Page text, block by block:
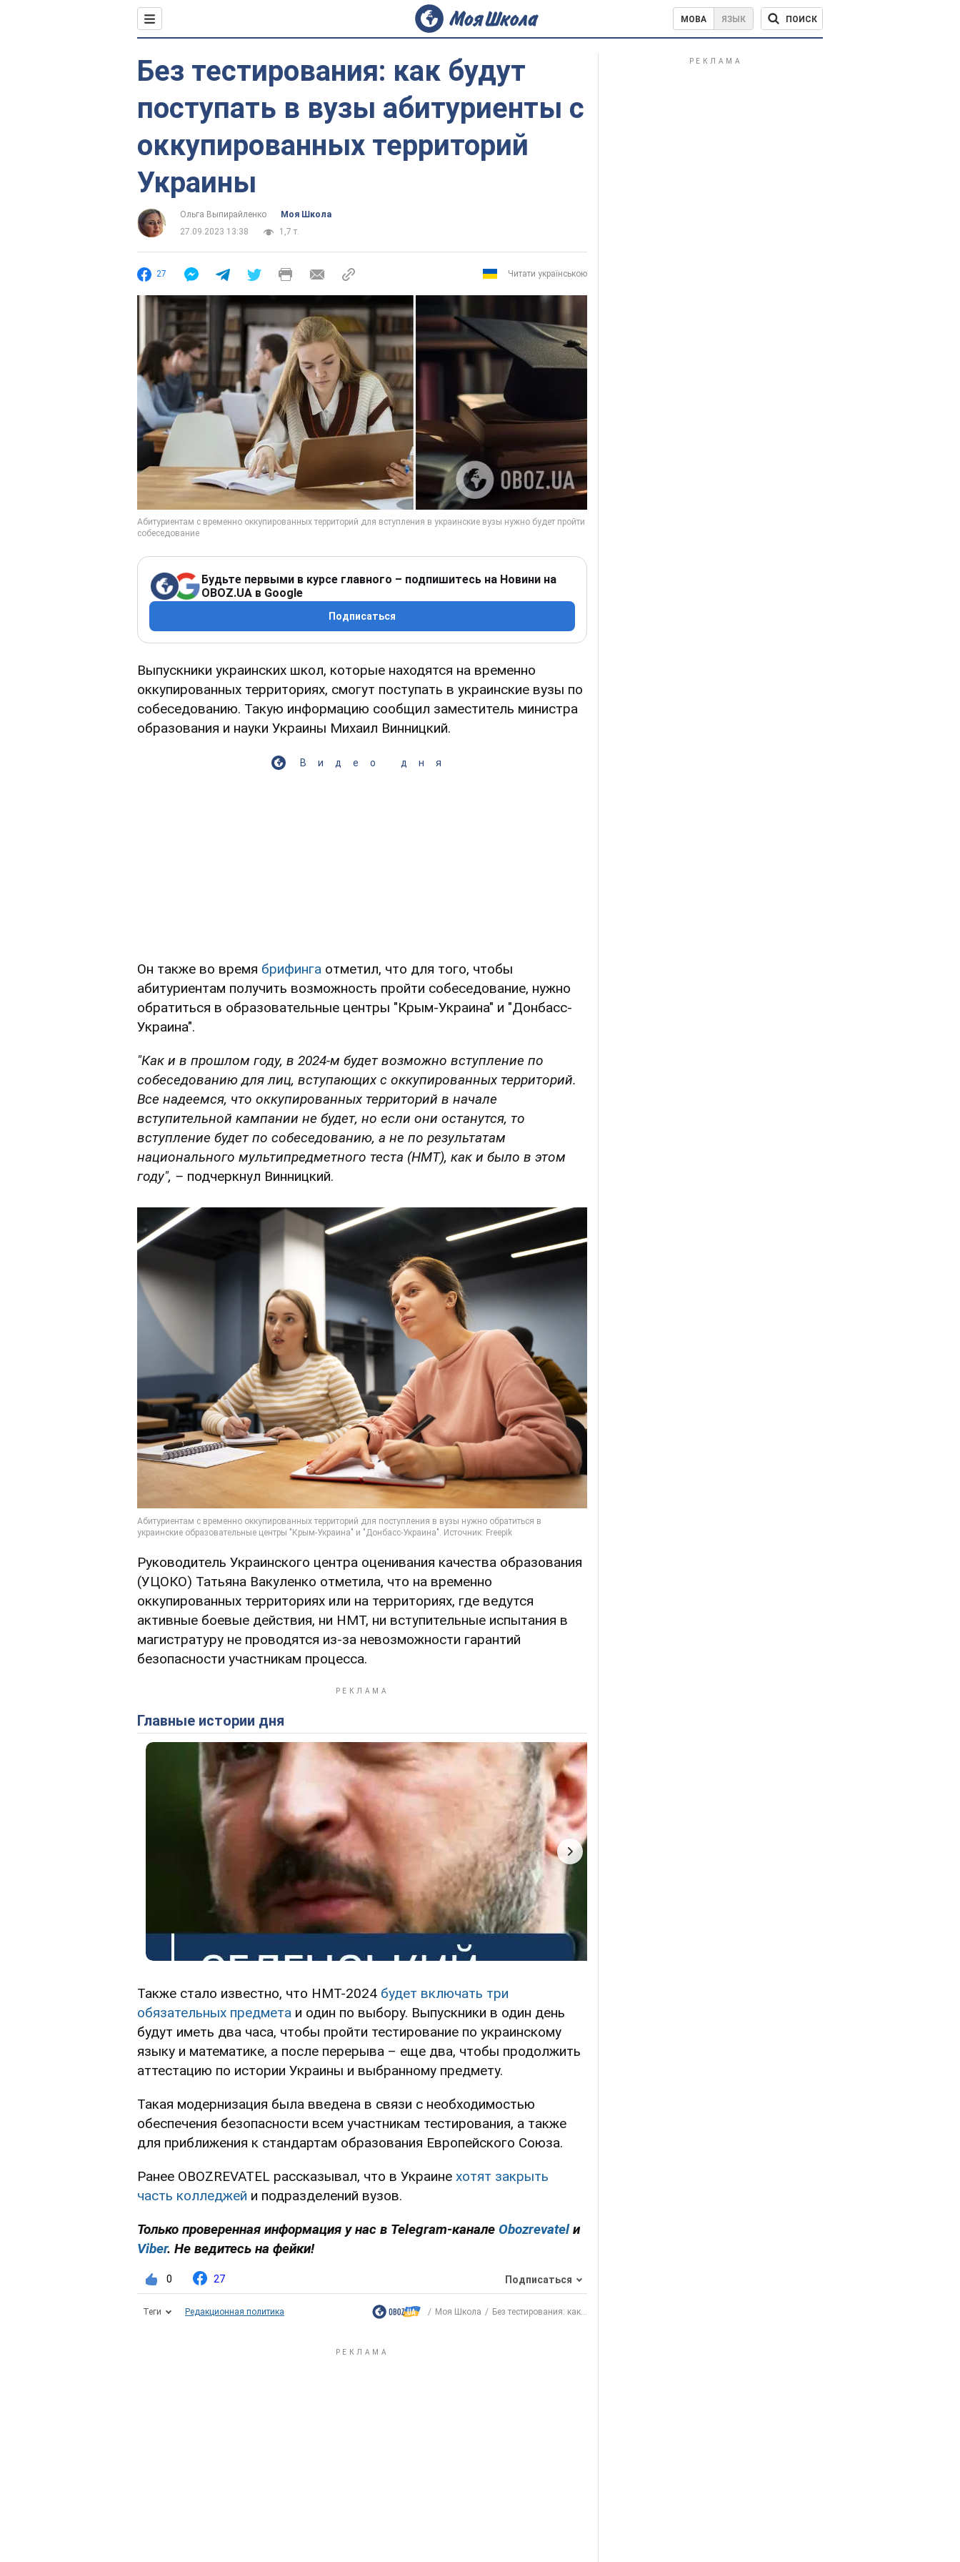
МОВА ЯЗЫК ПОИСК
Без тестирования: как будут
поступать в вузы абитуриенты с
оккупированных территорий
Украины
Ольга Выпирайленко
Моя Школа
27.09.2023 13:38
1,7 т.
27 Читати українською
Будьте первыми в курсе главного – подпишитесь на Новини на
OBOZ.UA в Google
Подписаться
Выпускники украинских школ, которые находятся на временно
оккупированных территориях, смогут поступать в украинские вузы по
собеседованию. Такую информацию сообщил заместитель министра
образования и науки Украины Михаил Винницкий.
Видео дня
Он также во время брифинга отметил, что для того, чтобы
абитуриентам получить возможность пройти собеседование, нужно
обратиться в образовательные центры "Крым-Украина" и "Донбасс-
Украина".
"Как и в прошлом году, в 2024-м будет возможно вступление по
собеседованию для лиц, вступающих с оккупированных территорий.
Все надеемся, что оккупированных территорий в начале
вступительной кампании не будет, но если они останутся, то
вступление будет по собеседованию, а не по результатам
национального мультипредметного теста (НМТ), как и было в этом
году", – подчеркнул Винницкий.
Руководитель Украинского центра оценивания качества образования
(УЦОКО) Татьяна Вакуленко отметила, что на временно
оккупированных территориях или на территориях, где ведутся
активные боевые действия, ни НМТ, ни вступительные испытания в
магистратуру не проводятся из-за невозможности гарантий
безопасности участникам процесса.
Главные истории дня
Также стало известно, что НМТ-2024 будет включать три
обязательных предмета и один по выбору. Выпускники в один день
будут иметь два часа, чтобы пройти тестирование по украинскому
языку и математике, а после перерыва – еще два, чтобы продолжить
аттестацию по истории Украины и выбранному предмету.
Такая модернизация была введена в связи с необходимостью
обеспечения безопасности всем участникам тестирования, а также
для приближения к стандартам образования Европейского Союза.
Ранее OBOZREVATEL рассказывал, что в Украине хотят закрыть
часть колледжей и подразделений вузов.
Только проверенная информация у нас в Telegram-канале Obozrevatel и
Viber. Не ведитесь на фейки!
0 27 Подписаться
Теги Редакционная политика Моя Школа Без тестирования: как...